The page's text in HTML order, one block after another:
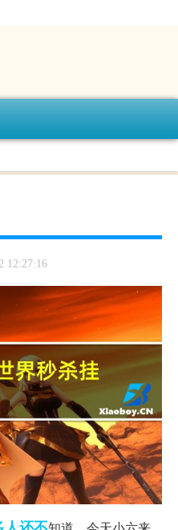
12:27:16